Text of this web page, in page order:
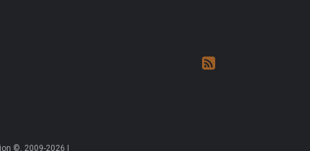
©, 2009-2026 |